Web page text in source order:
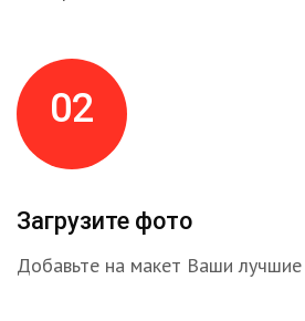
02
Загрузите фото
Добавьте на макет Ваши